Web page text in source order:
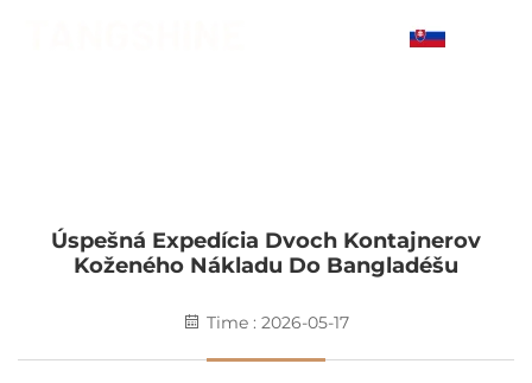
Úspešná Expedícia Dvoch Kontajnerov
Koženého Nákladu Do Bangladéšu
Time : 2026-05-17